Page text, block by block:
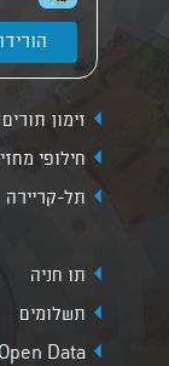
זימון תורים
חילופי
תל-קריירה
תו חניה
תשלומים
Open Data